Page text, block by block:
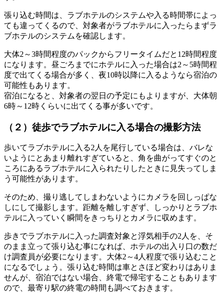
張り込む時間は
ラブホテルのシステムや入る時間帯によっ
ても違ってくるので、 対象者がラブホテルに入ったらまずラ
ブホテルのシステムを確認します。
大体2～3時間程度のパックからフリータイムだと12時間程度
になります。 昼ごろまでにホテルに入った場合は2～5時間程
度で出てくる場合が多く
夜10時以降に入るようなら宿泊の
可能性もあります。
宿泊になると
対象者の翌日の予定にもよりますが
大体朝
6時～12時くらいに出てくる事が多いです。
（２）徒歩でラブホテルに入る場合の撮影方法
歩いてラブホテルに入る2人を尾行している場合は
バレな
いようにとあまり離れすぎていると
角を曲がってすぐのと
ころにあるラブホテルに入られたりしたときに見失ってしま
う可能性があります。
そのため 撮り逃してしまわないように カメラを回しっぱな
しにして撮影します。 距離を離しすぎず
しっかりとラブホ
テルに入っていく瞬間をきっちりとカメラに収めます。
歩きでラブホテルに入った調査対象と浮気相手の2人を
そ
のまま立って張り込む事になれば
ホテルの出入り口の数だ
け調査員が必要になります。 大体2～4人程度で張り込むこと
になるでしょう 。 張り込む時間は車とさほど変わりはありま
せんが
宿泊ではない場合
終電で帰宅することもあります
ので、 最寄り駅の終電の時間も調べておきます。